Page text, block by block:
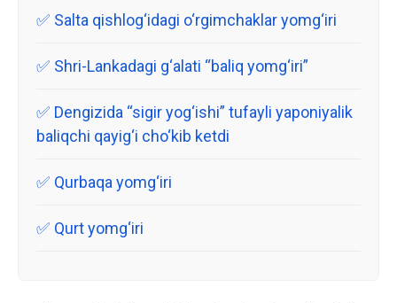
Salta qishlog‘idagi o‘rgimchaklar yomg‘iri
Shri-Lankadagi g‘alati “baliq yomg‘iri”
Dengizida “sigir yog‘ishi” tufayli yaponiyalik
baliqchi qayig‘i cho‘kib ketdi
Qurbaqa yomg‘iri
Qurt yomg‘iri